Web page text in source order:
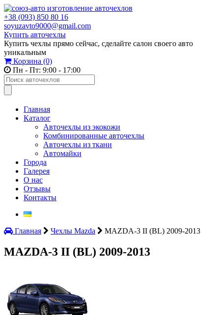
+38 (093) 850 80 16
soyuzavto9000@gmail.com
Купить авточехлы
Купить чехлы прямо сейчас, сделайте салон своего авто
уникальным
Корзина (0)
Пн - Пт: 9:00 - 17:00
Главная
Каталог
Авточехлы из экокожи
Комбинированные авточехлы
Авточехлы из ткани
Автомайки
Города
Галерея
О нас
Отзывы
Контакты
Главная Чехлы Mazda MAZDA-3 II (BL) 2009-2013
MAZDA-3 II (BL) 2009-2013